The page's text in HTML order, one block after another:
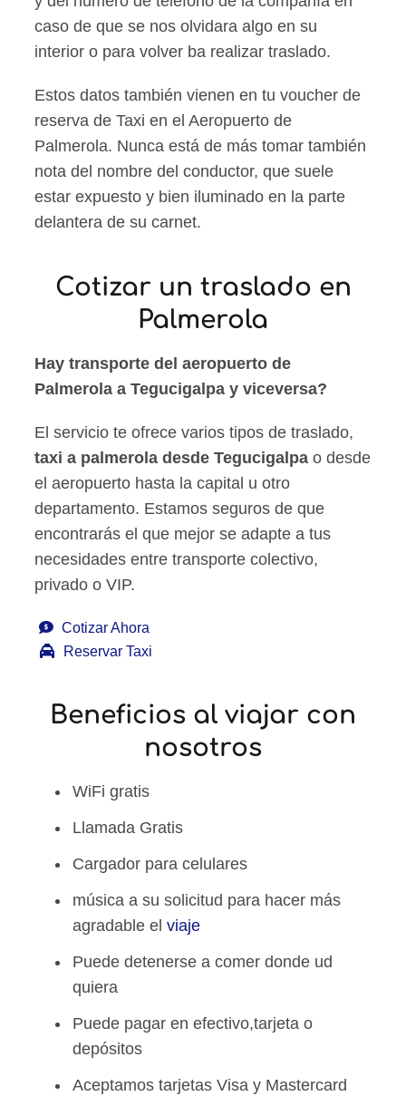
caso de que se nos olvidara algo en su
interior o para volver ba realizar traslado.
Estos datos también vienen en tu voucher de
reserva de Taxi en el Aeropuerto de
Palmerola. Nunca está de más tomar también
nota del nombre del conductor, que suele
estar expuesto y bien iluminado en la parte
delantera de su carnet.
Cotizar un traslado en
Palmerola
Hay transporte del aeropuerto de
Palmerola a Tegucigalpa y viceversa?
El servicio te ofrece varios tipos de traslado,
taxi a palmerola desde Tegucigalpa o desde
el aeropuerto hasta la capital u otro
departamento. Estamos seguros de que
encontrarás el que mejor se adapte a tus
necesidades entre transporte colectivo,
privado o VIP.
Cotizar Ahora
Reservar Taxi
Beneficios al viajar con
nosotros
WiFi gratis
Llamada Gratis
Cargador para celulares
música a su solicitud para hacer más
agradable elviaje
Puede detenerse a comer donde ud
quiera
Puede pagar en efectivo,tarjeta o
depósitos
Aceptamos tarjetas Visa y Mastercard